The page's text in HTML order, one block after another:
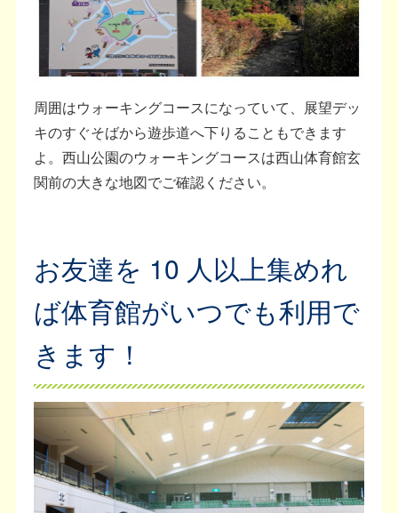
周囲はウォーキングコースになっていて、展望デッ
キのすぐそばから遊歩道へ下りることもできます
よ。西山公園のウォーキングコースは西山体育館玄
関前の大きな地図でご確認ください。
お友達を 10 人以上集めれ
ば体育館がいつでも利用で
きます！